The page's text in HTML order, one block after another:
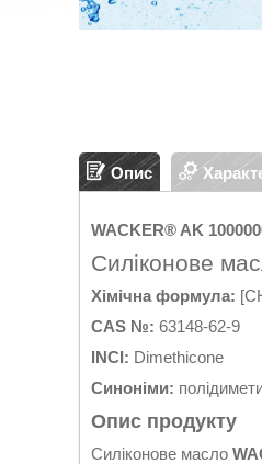
Опис
WACKER® AK
Силіконове
Хімічна формула:
CAS №: 63148-62-9
INCI: Dimethicone
Синоніми:
Опис продукту
Силіконове масло